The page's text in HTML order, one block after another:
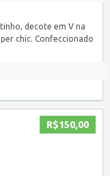
decote em V na
chic. Confeccionado
R$150,00